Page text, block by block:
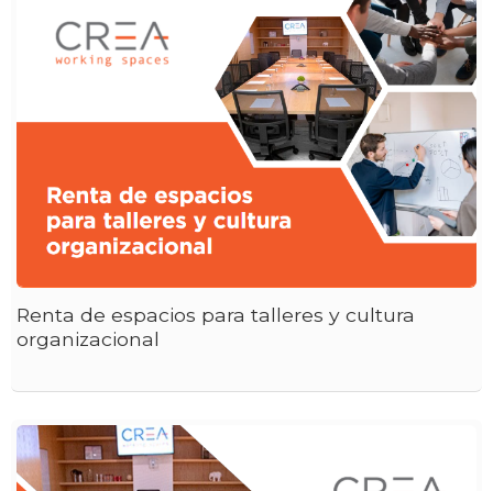
Renta de espacios para talleres y cultura
organizacional